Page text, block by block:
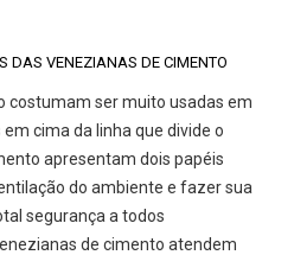
DAS VENEZIANAS DE CIMENTO
costumam ser muito usadas em
cima da linha que divide o
apresentam dois papéis
do ambiente e fazer sua
segurança a todos
de cimento atendem